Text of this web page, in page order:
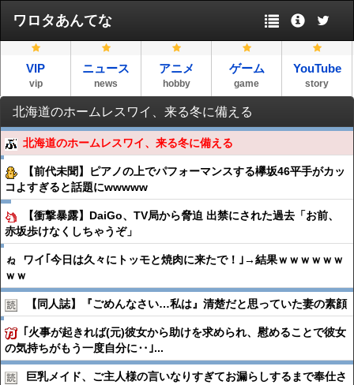
ワロタあんてな
VIP
vip
ニュース
news
アニメ
hobby
ゲーム
game
YouTube
story
北海道のホームレスワイ、来る冬に備える
北海道のホームレスワイ、来る冬に備える
【前代未聞】ピアノの上でパフォーマンスする欅坂46平手がカッ
コよすぎると話題にwwwww
【衝撃暴露】DaiGo、TV局から脅迫 出禁にされた過去「お前、
赤坂歩けなくしちゃうぞ」
ワイ｢今日は久々にトッモと焼肉に来たで！｣→結果ｗｗｗｗｗｗ
ｗｗ
【同人誌】『ごめんなさい…私は』清楚だと思っていた妻の素顔
｢火事が起きれば(元)彼女から助けを求められ、慰めることで彼女
の気持ちがもう一度自分に‥｣...
巨乳メイド、ご主人様の言いなりすぎてお漏らしするまで奉仕さ